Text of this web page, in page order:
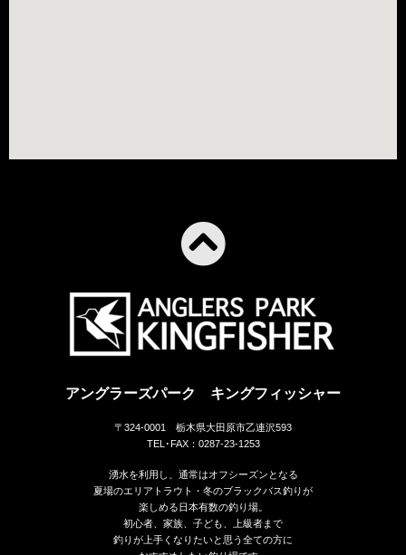
アングラーズパーク キングフィッシャー
〒324-0001 栃木県大田原市乙連沢593
TEL･FAX：0287-23-1253
湧水を利用し、通常はオフシーズンとなる
夏場のエリアトラウト・冬のブラックバス釣りが
楽しめる日本有数の釣り場。
初心者、家族、子ども、上級者まで
釣りが上手くなりたいと思う全ての方に